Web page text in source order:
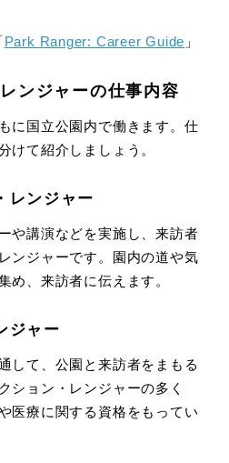
Park Ranger: Career Guide 」
ンジャーの仕事内容
に国立公園内で働きます。仕
けて紹介しましょう。
レンジャー
や講演などを実施し、来訪者
ンジャーです。園内の道や気
め、来訪者に伝えます。
ジャー
して、公園と来訪者をまもる
ション・レンジャーの多く
医療に関する資格をもってい